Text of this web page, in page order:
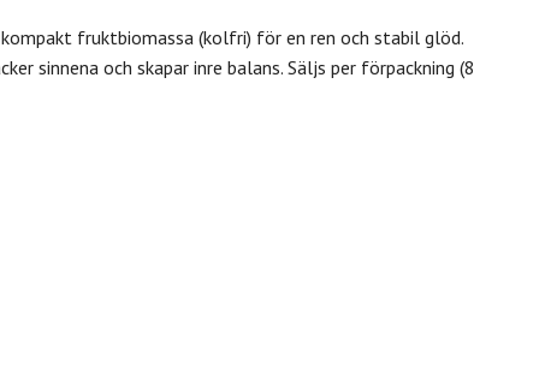
kompakt fruktbiomassa (kolfri) för en ren och stabil glöd.
sinnena och skapar inre balans. Säljs per förpackning (8